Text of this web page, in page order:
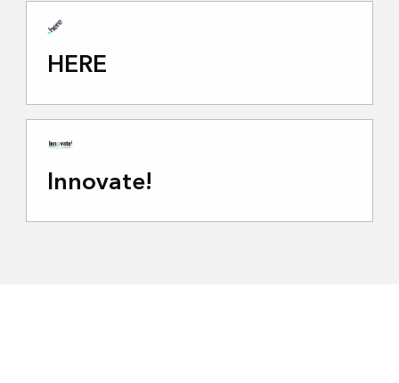
HERE
Innovate!